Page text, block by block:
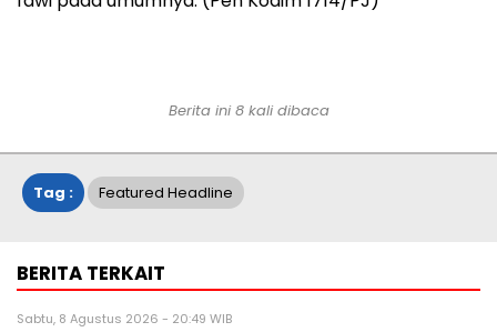
Berita ini 8 kali dibaca
Tag : Featured Headline
BERITA TERKAIT
Sabtu, 8 Agustus 2026 - 20:49 WIB